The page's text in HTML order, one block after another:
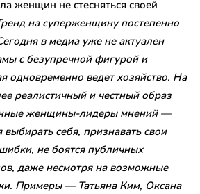
женщин не стесняться своей
на суперженщину постепенно
в медиа уже не актуален
с безупречной фигурой и
одновременно ведет хозяйство. На
реалистичный и честный образ
женщины-лидеры мнений —
выбирать себя, признавать свои
не боятся публичных
даже несмотря на возможные
Примеры — Татьяна Ким, Оксана